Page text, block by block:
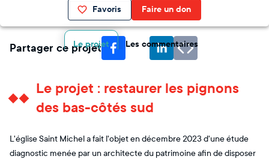
Favoris Faire un don
Le projet Les commentaires
Partager ce projet
Le projet : restaurer les pignons
des bas-côtés sud
L'église Saint Michel a fait l'objet en décembre 2023 d'une étude
diagnostic menée par un architecte du patrimoine afin de disposer